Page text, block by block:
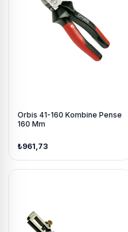
Orbis 41-160 Kombine Pense
160 Mm
₺961,73